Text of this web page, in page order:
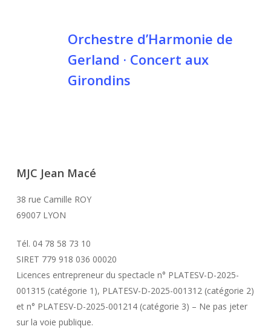
Orchestre d’Harmonie de
Gerland · Concert aux
Girondins
MJC Jean Macé
38 rue Camille ROY
69007 LYON
Tél. 04 78 58 73 10
SIRET 779 918 036 00020
Licences entrepreneur du spectacle n° PLATESV-D-2025-
001315 (catégorie 1), PLATESV-D-2025-001312 (catégorie 2)
et n° PLATESV-D-2025-001214 (catégorie 3) – Ne pas jeter
sur la voie publique.